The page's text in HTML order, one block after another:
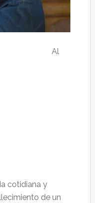
Al
cotidiana y
de un